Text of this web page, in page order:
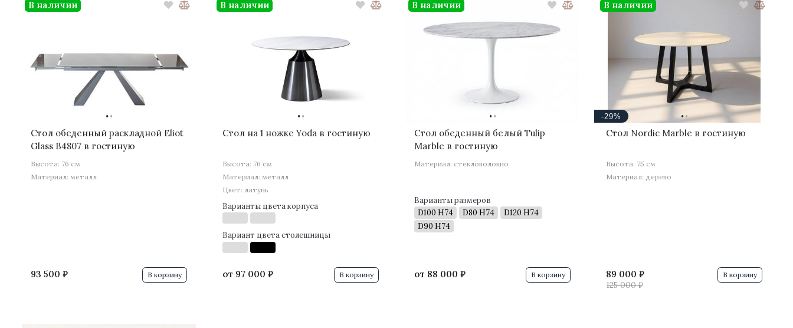
··
Стол обеденный раскладной Eliot
Glass B4807 в гостиную
Высота: 76 см
Материал: металл
93 500 ₽
В наличии
В корзину
··
Стол на 1 ножке Yoda в гостиную
Высота: 76 см
Материал: металл
Цвет: латунь
Варианты цвета корпуса
Вариант цвета столешницы
от 97 000 ₽
В наличии
В корзину
··
Стол обеденный белый Tulip
Marble в гостиную
Материал: стекловолокно
Варианты размеров
D100 H74
D80 H74
D120 H74
D90 H74
от 88 000 ₽
В наличии
В корзину
··
-29%
Стол Nordic Marble в гостиную
Высота: 75 см
Материал: дерево
89 000 ₽
125 000 ₽
В наличии
В корзину